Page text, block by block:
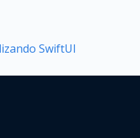
SwiftUI